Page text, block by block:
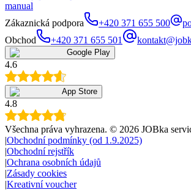
manual
Zákaznická podpora
+420 371 655 500
Obchod
+420 371 655 501
Google Play
4.6
App Store
4.8
Všechna práva vyhrazena. © 2026 JOBka
|Obchodní podmínky (od 1.9.2025)
|Obchodní rejstřík
|Ochrana osobních údajů
|Zásady cookies
|Kreativní voucher